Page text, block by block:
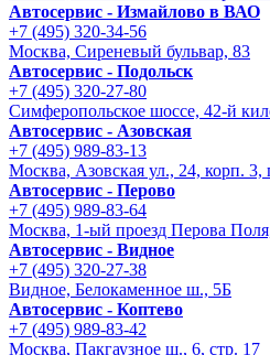
Автосервис - Измайлово в ВАО
+7 (495) 320-34-56
Москва, Сиреневый бульвар, 83
Автосервис - Подольск
+7 (495) 320-27-80
Симферопольское шоссе, 42-й
Автосервис - Азовская
+7 (495) 989-83-13
Москва, Азовская ул., 24, корп.
Автосервис - Перово
+7 (495) 989-83-64
Москва, 1-ый проезд Перова
Автосервис - Видное
+7 (495) 320-27-38
Видное, Белокаменное ш., 5Б
Автосервис - Коптево
+7 (495) 989-83-42
Москва, Пакгаузное ш., 6, стр. 17